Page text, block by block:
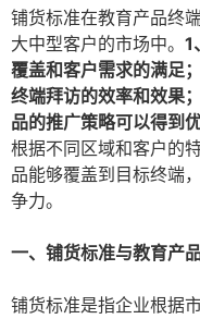
铺货标准在教育产品终
大中型客户的市场中。 1
覆盖和客户需求的满足
终端拜访的效率和效果
品的推广策略可以得到优
根据不同区域和客户的
品能够覆盖到目标终端
争力。
一、铺货标准与教育产
铺货标准是指企业根据